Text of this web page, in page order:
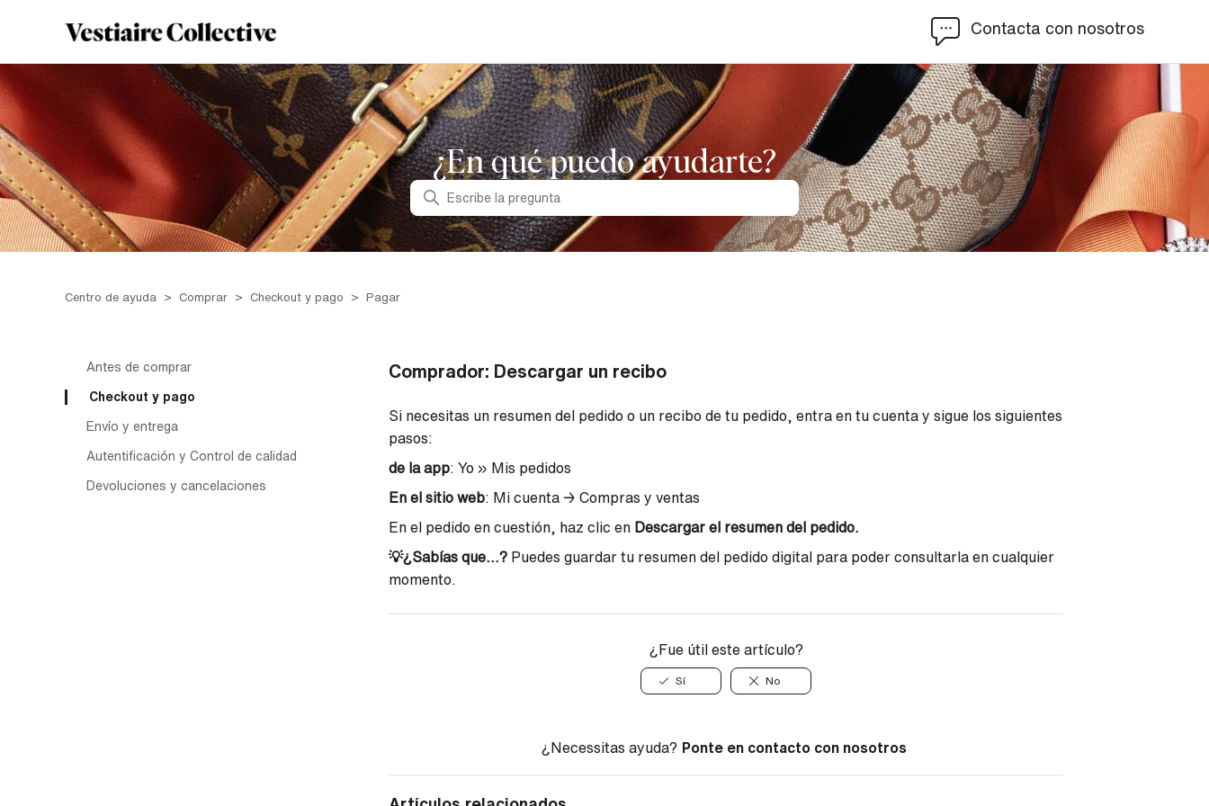
Contacta con nosotros
¿En qué puedo ayudarte?
Búsqueda
Centro de ayuda Comprar Checkout y pago Pagar
Antes de comprar
Checkout y pago
Envío y entrega
Autentificación y Control de calidad
Devoluciones y cancelaciones
Comprador: Descargar un recibo
Si necesitas un resumen del pedido o un recibo de tu pedido, entra en tu cuenta y sigue los siguientes
pasos:
de la app: Yo » Mis pedidos
En el sitio web: Mi cuenta → Compras y ventas
En el pedido en cuestión, haz clic en Descargar el resumen del pedido.
💡¿Sabías que...? Puedes guardar tu resumen del pedido digital para poder consultarla en cualquier
momento.
¿Fue útil este artículo?
Sí No
¿Necessitas ayuda? Ponte en contacto con nosotros